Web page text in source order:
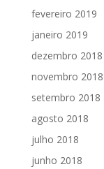
fevereiro 2019
janeiro 2019
dezembro 2018
novembro 2018
setembro 2018
agosto 2018
julho 2018
junho 2018